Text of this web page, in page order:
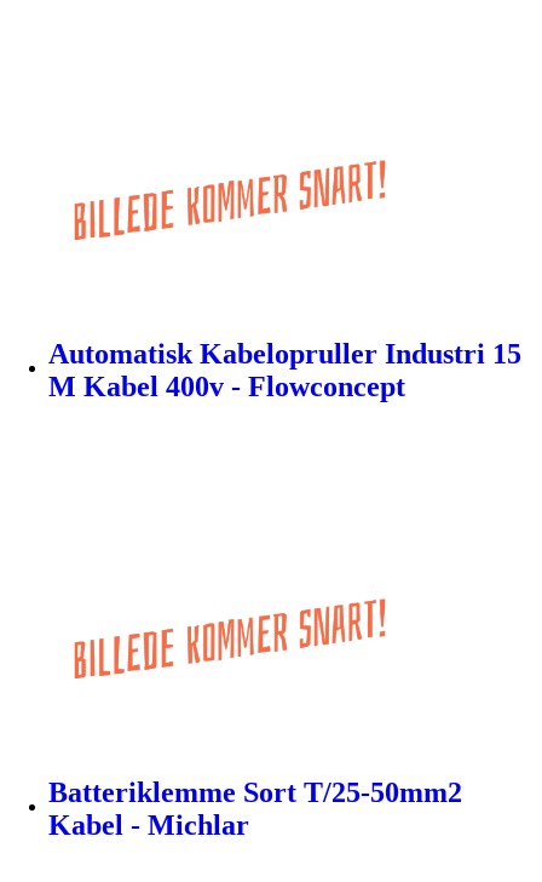
Automatisk Kabelopruller Industri 15
M Kabel 400v - Flowconcept
Batteriklemme Sort T/25-50mm2
Kabel - Michlar